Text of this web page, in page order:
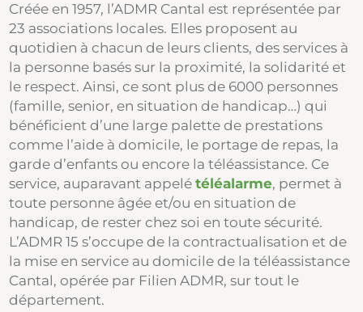
Créée en 1957, l’ADMR Cantal est représentée par
23 associations locales. Elles proposent au
quotidien à chacun de leurs clients, des services à
la personne basés sur la proximité, la solidarité et
le respect. Ainsi, ce sont plus de 6000 personnes
(famille, senior, en situation de handicap…) qui
bénéficient d’une large palette de prestations
comme l’aide à domicile, le portage de repas, la
garde d’enfants ou encore la téléassistance. Ce
service, auparavant appelétéléalarme, permet à
toute personne âgée et/ou en situation de
handicap, de rester chez soi en toute sécurité.
L’ADMR 15 s’occupe de la contractualisation et de
la mise en service au domicile de la téléassistance
Cantal, opérée par Filien ADMR, sur tout le
département.